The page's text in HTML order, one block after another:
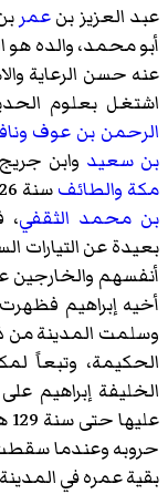
عبد العزيز بنعمر
أبو محمد، والده هو
عنه حسن الرعاية
اشتغل بعلوم
الرحمن بن عوف
بن سعيد وابن جريج
مكة والطائفسنة 126هـ في خلافة
بن محمد الثقفي،
بعيدة عن التيارات
أنفسهم والخارجين
أخيه إبراهيم فظهرت
وسلمت المدينة من
الحكيمة، وتبعاً
الخليفة إبراهيم
حروبه وعندما
بقية عمره في